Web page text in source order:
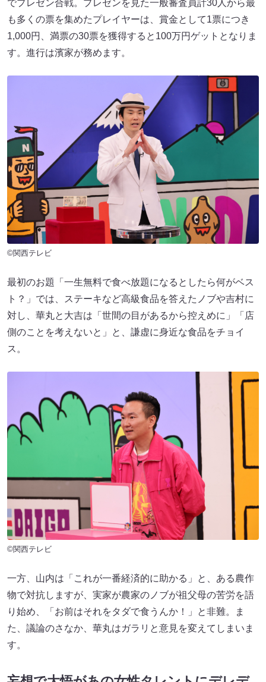
でプレゼン合戦。プレゼンを見た一般審査員計30人から最
も多くの票を集めたプレイヤーは、賞金として1票につき
1,000円、満票の30票を獲得すると100万円ゲットとなりま
す。進行は濱家が務めます。
©関西テレビ
最初のお題「一生無料で食べ放題になるとしたら何がベス
ト？」では、ステーキなど高級食品を答えたノブや吉村に
対し、華丸と大吉は「世間の目があるから控えめに」「店
側のことを考えないと」と、謙虚に身近な食品をチョイ
ス。
©関西テレビ
一方、山内は「これが一番経済的に助かる」と、ある農作
物で対抗しますが、実家が農家のノブが祖父母の苦労を語
り始め、「お前はそれをタダで食うんか！」と非難。ま
た、議論のさなか、華丸はガラリと意見を変えてしまいま
す。